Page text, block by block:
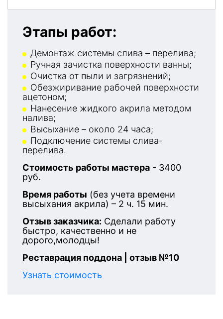
Этапы работ:
Демонтаж системы слива – перелива;
Ручная зачистка поверхности ванны;
Очистка от пыли и загрязнений;
Обезжиривание рабочей поверхности
ацетоном;
Нанесение жидкого акрила методом
налива;
Высыхание – около 24 часа;
Подключение системы слива-
перелива.
Стоимость работы мастера - 3400
руб.
Время работы (без учета времени
высыхания акрила) – 2 ч. 15 мин.
Отзыв заказчика: Сделали работу
быстро, качественно и не
дорого,молодцы!
Реставрация поддона | отзыв №10
Узнать стоимость